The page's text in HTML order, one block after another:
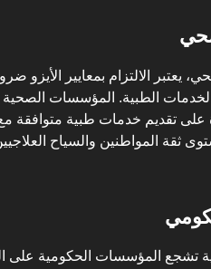
يعتبر الالتزام بمعايير الأيزو
الطبية. المؤسسات
تقديم خدمات طبية متوافقة مع
ثقة المواطنين والسياح
تشجع المؤسسات الحكومية على